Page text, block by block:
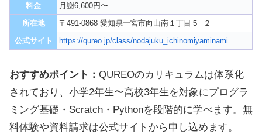
料金
月謝6,600円〜
所在地
〒491-0868 愛知県一宮市向山南１丁目５−２
公式サイト
https://qureo.jp/class/nodajuku_ichinomiyaminami
おすすめポイント： QUREOのカリキュラムは体系化
されており、小学2年生〜高校3年生を対象にプログラ
ミング基礎・Scratch・Pythonを段階的に学べます。無
料体験や資料請求は公式サイトから申し込めます。